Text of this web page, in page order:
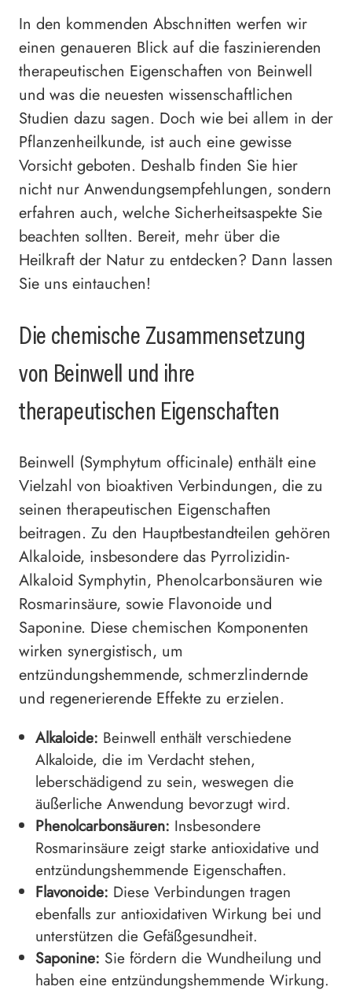
In den kommenden Abschnitten werfen wir
einen genaueren Blick auf die faszinierenden
therapeutischen Eigenschaften von Beinwell
und was die neuesten wissenschaftlichen
Studien dazu sagen. Doch wie bei allem in der
Pflanzenheilkunde, ist auch eine gewisse
Vorsicht geboten. Deshalb finden Sie hier
nicht nur Anwendungsempfehlungen, sondern
erfahren auch, welche Sicherheitsaspekte Sie
beachten sollten. Bereit, mehr über die
Heilkraft der Natur zu entdecken? Dann lassen
Sie uns eintauchen!
Die chemische Zusammensetzung
von Beinwell und ihre
therapeutischen Eigenschaften
Beinwell (Symphytum officinale) enthält eine
Vielzahl von bioaktiven Verbindungen, die zu
seinen therapeutischen Eigenschaften
beitragen. Zu den Hauptbestandteilen gehören
Alkaloide, insbesondere das Pyrrolizidin-
Alkaloid Symphytin, Phenolcarbonsäuren wie
Rosmarinsäure, sowie Flavonoide und
Saponine. Diese chemischen Komponenten
wirken synergistisch, um
entzündungshemmende, schmerzlindernde
und regenerierende Effekte zu erzielen.
Alkaloide: Beinwell enthält verschiedene
Alkaloide, die im Verdacht stehen,
leberschädigend zu sein, weswegen die
äußerliche Anwendung bevorzugt wird.
Phenolcarbonsäuren: Insbesondere
Rosmarinsäure zeigt starke antioxidative und
entzündungshemmende Eigenschaften.
Flavonoide: Diese Verbindungen tragen
ebenfalls zur antioxidativen Wirkung bei und
unterstützen die Gefäßgesundheit.
Saponine: Sie fördern die Wundheilung und
haben eine entzündungshemmende Wirkung.